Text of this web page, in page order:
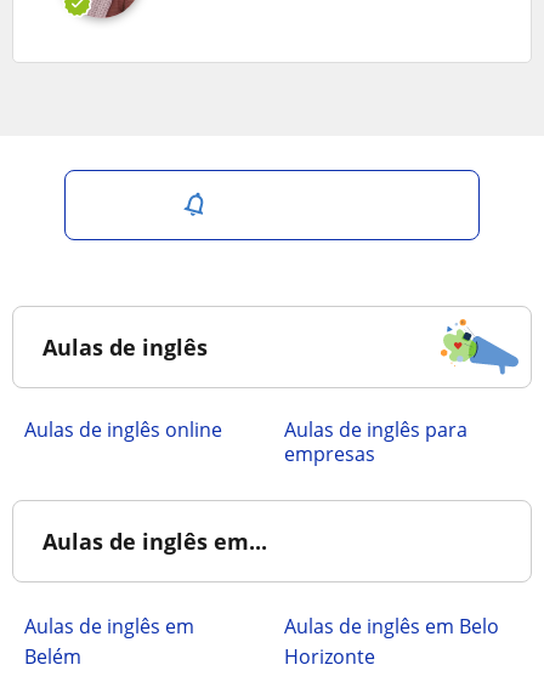
Aulas de inglês
Aulas de inglês online
Aulas de inglês para
empresas
Aulas de inglês em...
Aulas de inglês em
Belém
Aulas de inglês em Belo
Horizonte